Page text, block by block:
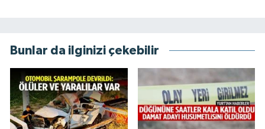
Bunlar da ilginizi çekebilir